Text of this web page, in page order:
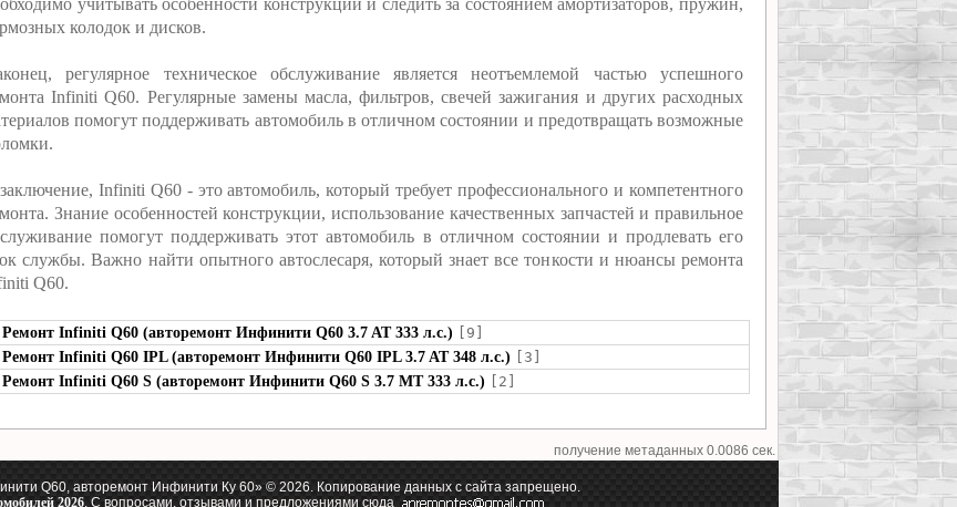
учитывать особенности конструкции и следить за состоянием амортизаторов, пружин,
колодок и дисков.
регулярное техническое обслуживание является неотъемлемой частью успешного
Infiniti Q60. Регулярные замены масла, фильтров, свечей зажигания и других расходных
помогут поддерживать автомобиль в отличном состоянии и предотвращать возможные
Infiniti Q60 - это автомобиль, который требует профессионального и компетентного
Знание особенностей конструкции, использование качественных запчастей и правильное
помогут поддерживать этот автомобиль в отличном состоянии и продлевать его
службы. Важно найти опытного автослесаря, который знает все тонкости и нюансы ремонта
Q60.
Ремонт Infiniti Q60 (авторемонт Инфинити Q60 3.7 AT 333 л.с.)
[9]
Ремонт Infiniti Q60 IPL (авторемонт Инфинити Q60 IPL 3.7 AT 348 л.с.)
[3]
Ремонт Infiniti Q60 S (авторемонт Инфинити Q60 S 3.7 MT 333 л.с.) [2]
получение метаданных 0.0086 сек.
Q60, авторемонт Инфинити Ку 60» © 2026. Копирование данных с сайта запрещено.
2026. С вопросами, отзывами и предложениями сюда